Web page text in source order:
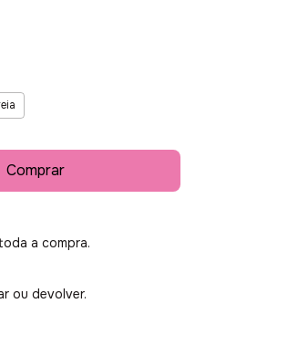
a compra.
ou devolver.